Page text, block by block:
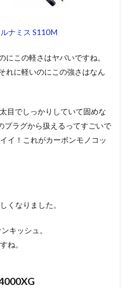
ナミス S110M
にこの軽さはヤバいですね。
れに軽いのにこの強さはなん
目でしっかりしていて固めな
プラグから扱えるってすごいで
イ！これがカーボンモノコッ
くなりました。
キッシュ。
ね。